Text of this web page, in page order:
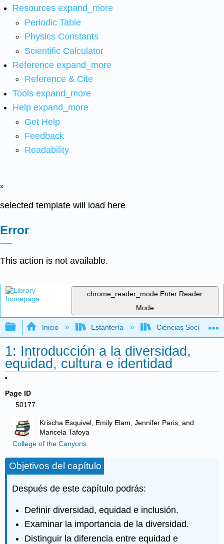
Resources expand_more
Periodic Table
Physics Constants
Scientific Calculator
Reference expand_more
Reference & Cite
Tools expand_more
Help expand_more
Get Help
Feedback
Readability
x
selected template will load here
Error
This action is not available.
chrome_reader_mode Enter Reader
Mode
Expandir/contraer jerarquía global
Inicio Estantería Ciencias Sociales
1: Introducción a la diversidad,
equidad, cultura e identidad
Page ID
50177
Krischa Esquivel, Emily Elam, Jennifer Paris, and
Maricela Tafoya
College of the Canyons
Objetivos del capítulo
Después de este capítulo podrás:
Definir diversidad, equidad e inclusión.
Examinar la importancia de la diversidad.
Distinguir la diferencia entre equidad e